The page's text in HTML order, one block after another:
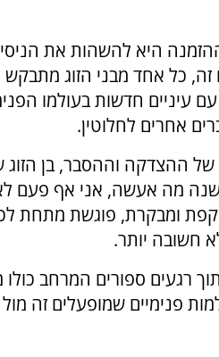
היא להשהות את
זה, כל אחד מבני הזוג מתבקש
עיניים חדשות בעולמו
אחרים לחלוטין.
ההצדקה וההסבר, בן
מה אעשה, אני אף פעם
ומבקרת, פוגשת מתחת
חשובה יותר.
רגעים ספורים המרחב
פנימיים שמופעלים זה